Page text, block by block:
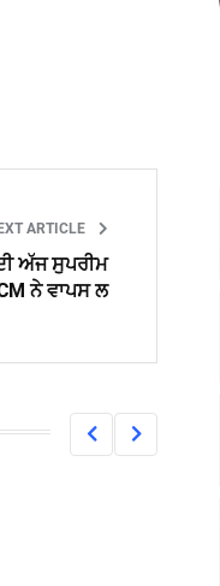
ARTICLE
ਅੱਜ ਸੁਪਰੀਮ
ਨੇ ਵਾਪਸ ਲ